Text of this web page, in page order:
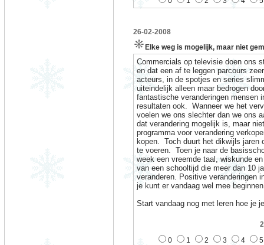
26-02-2008
Elke weg is mogelijk, maar niet
Commercials op televisie doen ons
en dat een af te leggen parcours
acteurs, in de spotjes en series
uiteindelijk alleen maar bedrogen
fantastische veranderingen mensen
resultaten ook.
Wanneer we het
voelen we ons slechter dan we ons
dat verandering mogelijk is, maar
programma voor verandering
kopen.
Toch duurt het dikwijls jaren
te voeren.
Toen je naar de
week een vreemde taal, wiskunde
van een schooltijd die meer dan 10
veranderen. Positive veranderingen
je kunt er vandaag wel mee
Start vandaag nog met leren hoe je
0
1 2 3 4